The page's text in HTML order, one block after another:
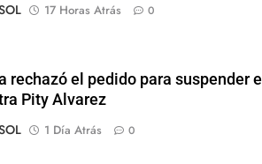
17 Horas Atrás 0
rechazó el pedido para suspender el
Pity Alvarez
1 Día Atrás 0